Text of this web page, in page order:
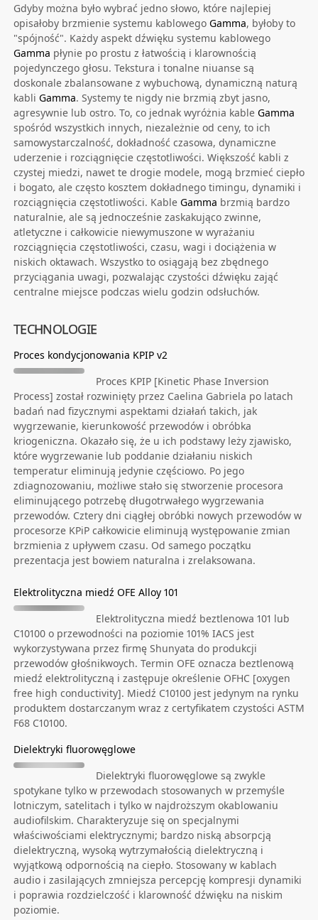
Gdyby można było wybrać jedno słowo, które najlepiej
opisałoby brzmienie systemu kablowego Gamma, byłoby to
"spójność". Każdy aspekt dźwięku systemu kablowego
Gamma płynie po prostu z łatwością i klarownością
pojedynczego głosu. Tekstura i tonalne niuanse są
doskonale zbalansowane z wybuchową, dynamiczną naturą
kabli Gamma. Systemy te nigdy nie brzmią zbyt jasno,
agresywnie lub ostro. To, co jednak wyróżnia kable Gamma
spośród wszystkich innych, niezależnie od ceny, to ich
samowystarczalność, dokładność czasowa, dynamiczne
uderzenie i rozciągnięcie częstotliwości. Większość kabli z
czystej miedzi, nawet te drogie modele, mogą brzmieć ciepło
i bogato, ale często kosztem dokładnego timingu, dynamiki i
rozciągnięcia częstotliwości. Kable Gamma brzmią bardzo
naturalnie, ale są jednocześnie zaskakująco zwinne,
atletyczne i całkowicie niewymuszone w wyrażaniu
rozciągnięcia częstotliwości, czasu, wagi i dociążenia w
niskich oktawach. Wszystko to osiągają bez zbędnego
przyciągania uwagi, pozwalając czystości dźwięku zająć
centralne miejsce podczas wielu godzin odsłuchów.
TECHNOLOGIE
Proces kondycjonowania KPIP v2
Proces KPIP [Kinetic Phase Inversion
Process] został rozwinięty przez Caelina Gabriela po latach
badań nad fizycznymi aspektami działań takich, jak
wygrzewanie, kierunkowość przewodów i obróbka
kriogeniczna. Okazało się, że u ich podstawy leży zjawisko,
które wygrzewanie lub poddanie działaniu niskich
temperatur eliminują jedynie częściowo. Po jego
zdiagnozowaniu, możliwe stało się stworzenie procesora
eliminującego potrzebę długotrwałego wygrzewania
przewodów. Cztery dni ciągłej obróbki nowych przewodów w
procesorze KPiP całkowicie eliminują występowanie zmian
brzmienia z upływem czasu. Od samego początku
prezentacja jest bowiem naturalna i zrelaksowana.
Elektrolityczna miedź OFE Alloy 101
Elektrolityczna miedź beztlenowa 101 lub
C10100 o przewodności na poziomie 101% IACS jest
wykorzystywana przez firmę Shunyata do produkcji
przewodów głośnikwoych. Termin OFE oznacza beztlenową
miedź elektrolityczną i zastępuje określenie OFHC [oxygen
free high conductivity]. Miedź C10100 jest jedynym na rynku
produktem dostarczanym wraz z certyfikatem czystości ASTM
F68 C10100.
Dielektryki fluorowęglowe
Dielektryki fluorowęglowe są zwykle
spotykane tylko w przewodach stosowanych w przemyśle
lotniczym, satelitach i tylko w najdroższym okablowaniu
audiofilskim. Charakteryzuje się on specjalnymi
właściwościami elektrycznymi; bardzo niską absorpcją
dielektryczną, wysoką wytrzymałością dielektryczną i
wyjątkową odpornością na ciepło. Stosowany w kablach
audio i zasilających zmniejsza percepcję kompresji dynamiki
i poprawia rozdzielczość i klarowność dźwięku na niskim
poziomie.